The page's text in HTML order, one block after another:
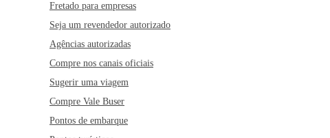
Fretado para empresas
Seja um revendedor autorizado
Agências autorizadas
Compre nos canais oficiais
Sugerir uma viagem
Compre Vale Buser
Pontos de embarque